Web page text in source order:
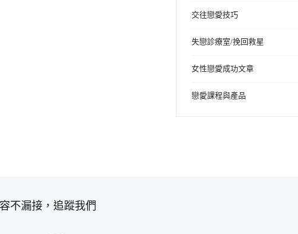
交往戀愛技巧
失戀診療室/挽回救星
女性戀愛成功文章
戀愛課程與產品
不漏接，追蹤我們